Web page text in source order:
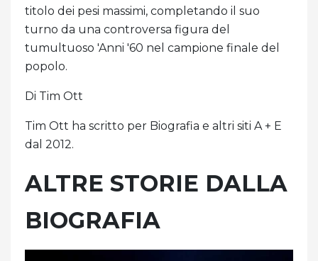
titolo dei pesi massimi, completando il suo
turno da una controversa figura del
tumultuoso 'Anni '60 nel campione finale del
popolo.
Di Tim Ott
Tim Ott ha scritto per Biografia e altri siti A + E
dal 2012.
ALTRE STORIE DALLA
BIOGRAFIA